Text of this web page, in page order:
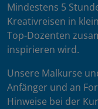
Mindestens 5
Kreativreisen in
Top-Dozenten
inspirieren wird.
Unsere Malkurse
Anfänger und an
Hinweise bei der